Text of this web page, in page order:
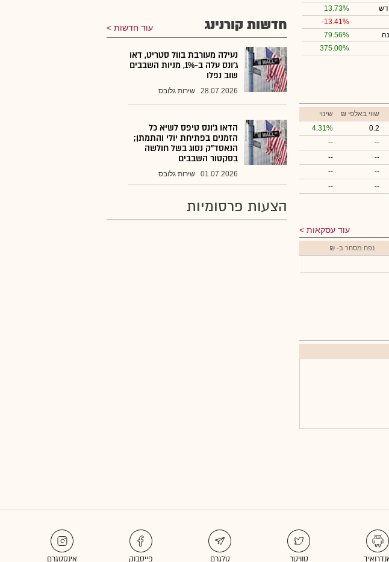
13.73%
-13.41%
79.56%
375.00%
₪ שווי באלפי
שינוי
0.2
4.31%
--
--
--
--
--
--
--
--
עוד עסקאות
נפח מסחר ב- ₪
חדשות קורנינג עוד חדשות
נעילה מעורבת בוול סטריט, דאו
ג'ונס עלה ב-1%, מניות השבבים
שוב נפלו
28.07.2026 שירות גלובס
הדאו ג'ונס טיפס לשיא כל
הזמנים בפתיחת יולי והתמתן;
הנאסד"ק נסוג בשל חולשה
בסקטור השבבים
01.07.2026 שירות גלובס
הצעות פרסומיות